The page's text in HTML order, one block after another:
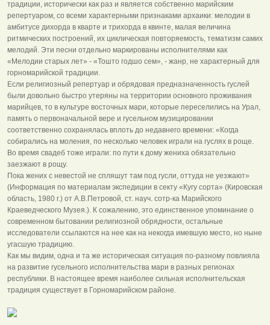
традиции, исторически как раз и является собственно марийским
репертуаром, со всеми характерными признаками архаики: мелодии в
амбитусе дихорда в кварте и трихорда в квинте, малая величина
ритмических построений, их циклическая повторяемость, тематизм самих
мелодий. Эти песни отдельно маркированы исполнителями как
«Мелодии старых лет» - «Тошто годшо сем», - жанр, не характерный для
горномарийской традиции.
Если религиозный репертуар и обрядовая предназначенность гуслей
были довольно быстро утеряны на территории основного проживания
марийцев, то в культуре восточных мари, которые переселились на Урал,
память о первоначальной вере и гусельном музицировании
соответственно сохранялась вплоть до недавнего времени: «Когда
собирались на моления, по несколько человек играли на гуслях в роще.
Во время свадеб тоже играли: по пути к дому жениха обязательно
заезжают в рощу.
Пока жених с невестой не спляшут там под гусли, оттуда не уезжают»
(Информация по материалам экспедиции в секту «Кугу сорта» (Кировская
область, 1980 г.) от А.В.Петровой, ст. науч. сотр-ка Марийского
Краеведческого Музея.). К сожалению, это единственное упоминание о
современном бытовании религиозной обрядности, остальные
исследователи ссылаются на нее как на некогда имевшую место, но ныне
угасшую традицию.
Как мы видим, одна и та же историческая ситуация по-разному повлияла
на развитие гусельного исполнительства мари в разных регионах
республики. В настоящее время наиболее сильная исполнительская
традиция существует в Горномарийском районе.